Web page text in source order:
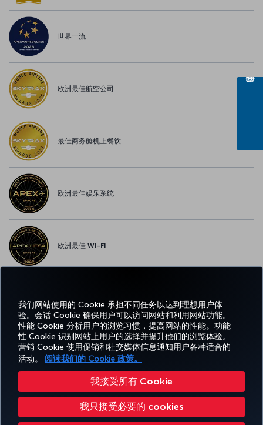
我们网站使用的 Cookie 承担不同任务以达到理想用户体
验。会话 Cookie 确保用户可以访问网站和利用网站功能。
性能 Cookie 分析用户的浏览习惯，提高网站的性能。功能
性 Cookie 识别网站上用户的选择并提升他们的浏览体验。
营销 Cookie 使用促销和社交媒体信息通知用户各种适合的
活动。
阅读我们的 Cookie 政策。
我接受所有 Cookie
我只接受必要的 cookies
世界一流
欧洲最佳航空公司
最佳商务舱机上餐饮
欧洲最佳娱乐系统
欧洲最佳 WI-FI
Facebook
TwitterInstagram
YouTube
领英抖音博客Pinterest
预订
和管
理
体
验
优惠和
目的地
帮
助
Miles&Smiles
CORPORATE
CLUB
AIRLINES
无障碍服务 隐私和 Cookie 政策 法律公告 乘客权利 更改 Cookie 设置
美国 DOT 客户服务计划